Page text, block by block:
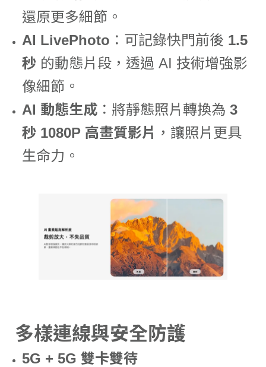
還原更多細節。
AI LivePhoto ：可記錄快門前後 1.5
秒的動態片段，透過 AI 技術增強影
像細節。
AI 動態生成：將靜態照片轉換為 3
秒 1080P 高畫質影片 ，讓照片更具
生命力。
多樣連線與安全防護
5G + 5G 雙卡雙待